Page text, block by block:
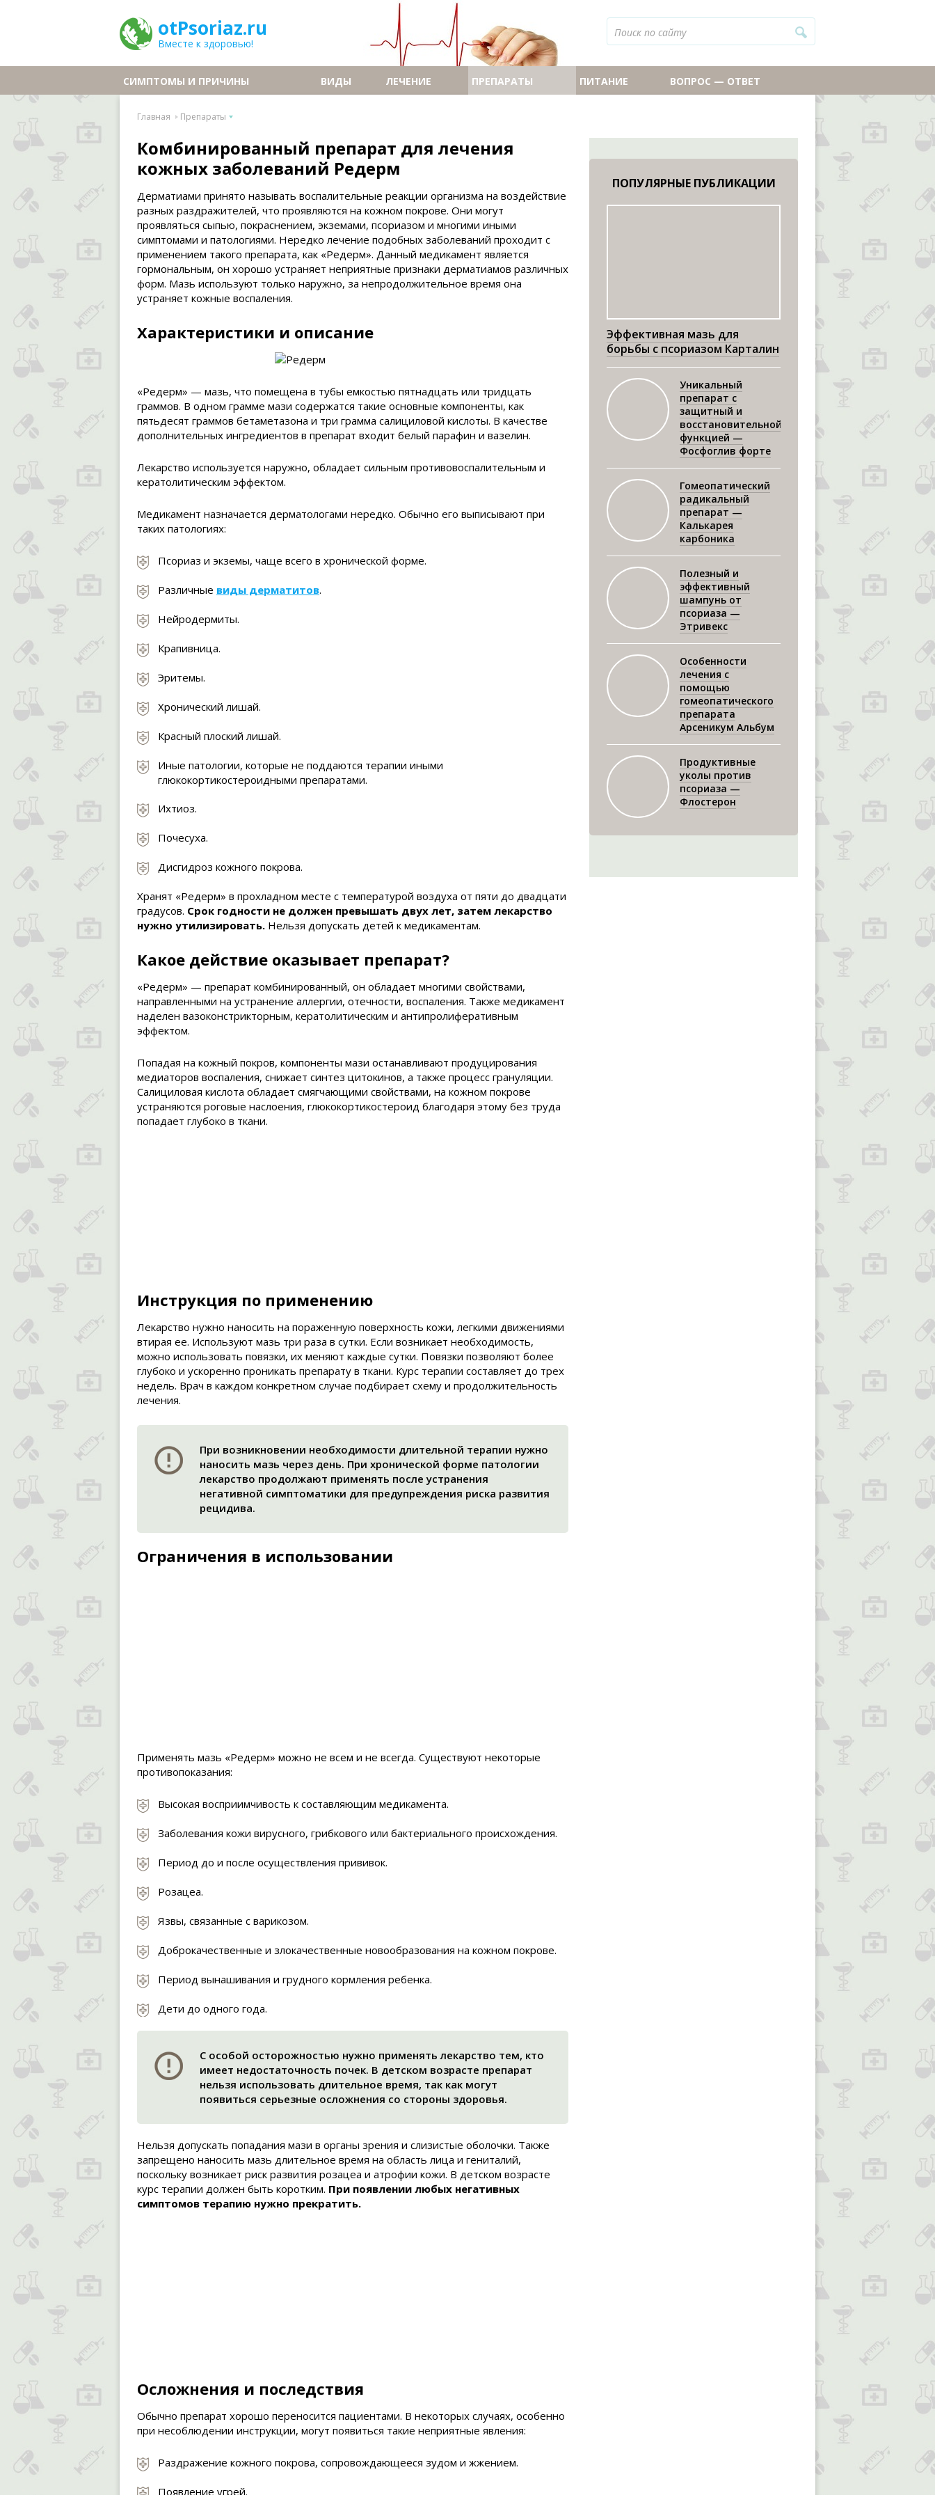
otPsoriaz.ru
Вместе к здоровью!
СИМПТОМЫ И ПРИЧИНЫ ВИДЫ ЛЕЧЕНИЕ ПРЕПАРАТЫ ПИТАНИЕ ВОПРОС — ОТВЕТ
Главная Препараты
Комбинированный препарат для лечения
кожных заболеваний Редерм
Дерматиами принято называть воспалительные реакции организма на воздействие
разных раздражителей, что проявляются на кожном покрове. Они могут
проявляться сыпью, покраснением, экземами, псориазом и многими иными
симптомами и патологиями. Нередко лечение подобных заболеваний проходит с
применением такого препарата, как «Редерм». Данный медикамент является
гормональным, он хорошо устраняет неприятные признаки дерматиамов различных
форм. Мазь используют только наружно, за непродолжительное время она
устраняет кожные воспаления.
Характеристики и описание
«Редерм» — мазь, что помещена в тубы емкостью пятнадцать или тридцать
граммов. В одном грамме мази содержатся такие основные компоненты, как
пятьдесят граммов бетаметазона и три грамма салициловой кислоты. В качестве
дополнительных ингредиентов в препарат входит белый парафин и вазелин.
Лекарство используется наружно, обладает сильным противовоспалительным и
кератолитическим эффектом.
Медикамент назначается дерматологами нередко. Обычно его выписывают при
таких патологиях:
Псориаз и экземы, чаще всего в хронической форме.
Различные виды дерматитов.
Нейродермиты.
Крапивница.
Эритемы.
Хронический лишай.
Красный плоский лишай.
Иные патологии, которые не поддаются терапии иными
глюкокортикостероидными препаратами.
Ихтиоз.
Почесуха.
Дисгидроз кожного покрова.
Хранят «Редерм» в прохладном месте с температурой воздуха от пяти до двадцати
градусов. Срок годности не должен превышать двух лет, затем лекарство
нужно утилизировать. Нельзя допускать детей к медикаментам.
Какое действие оказывает препарат?
«Редерм» — препарат комбинированный, он обладает многими свойствами,
направленными на устранение аллергии, отечности, воспаления. Также медикамент
наделен вазоконстрикторным, кератолитическим и антипролиферативным
эффектом.
Попадая на кожный покров, компоненты мази останавливают продуцирования
медиаторов воспаления, снижает синтез цитокинов, а также процесс грануляции.
Салициловая кислота обладает смягчающими свойствами, на кожном покрове
устраняются роговые наслоения, глюкокортикостероид благодаря этому без труда
попадает глубоко в ткани.
Инструкция по применению
Лекарство нужно наносить на пораженную поверхность кожи, легкими движениями
втирая ее. Используют мазь три раза в сутки. Если возникает необходимость,
можно использовать повязки, их меняют каждые сутки. Повязки позволяют более
глубоко и ускоренно проникать препарату в ткани. Курс терапии составляет до трех
недель. Врач в каждом конкретном случае подбирает схему и продолжительность
лечения.
При возникновении необходимости длительной терапии нужно
наносить мазь через день. При хронической форме патологии
лекарство продолжают применять после устранения
негативной симптоматики для предупреждения риска развития
рецидива.
Ограничения в использовании
Применять мазь «Редерм» можно не всем и не всегда. Существуют некоторые
противопоказания:
Высокая восприимчивость к составляющим медикамента.
Заболевания кожи вирусного, грибкового или бактериального происхождения.
Период до и после осуществления прививок.
Розацеа.
Язвы, связанные с варикозом.
Доброкачественные и злокачественные новообразования на кожном покрове.
Период вынашивания и грудного кормления ребенка.
Дети до одного года.
С особой осторожностью нужно применять лекарство тем, кто
имеет недостаточность почек. В детском возрасте препарат
нельзя использовать длительное время, так как могут
появиться серьезные осложнения со стороны здоровья.
Нельзя допускать попадания мази в органы зрения и слизистые оболочки. Также
запрещено наносить мазь длительное время на область лица и гениталий,
поскольку возникает риск развития розацеа и атрофии кожи. В детском возрасте
курс терапии должен быть коротким. При появлении любых негативных
симптомов терапию нужно прекратить.
Осложнения и последствия
Обычно препарат хорошо переносится пациентами. В некоторых случаях, особенно
при несоблюдении инструкции, могут появиться такие неприятные явления:
Раздражение кожного покрова, сопровождающееся зудом и жжением.
Появление угрей.
ПОПУЛЯРНЫЕ ПУБЛИКАЦИИ
Эффективная мазь для
борьбы с псориазом Карталин
Уникальный
препарат с
защитный и
восстановительной
функцией —
Фосфоглив форте
Гомеопатический
радикальный
препарат —
Калькарея
карбоника
Полезный и
эффективный
шампунь от
псориаза —
Этривекс
Особенности
лечения с
помощью
гомеопатического
препарата
Арсеникум Альбум
Продуктивные
уколы против
псориаза —
Флостерон